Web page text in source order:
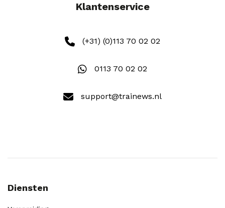
Klantenservice
(+31) (0)113 70 02 02
0113 70 02 02
support@trainews.nl
Diensten